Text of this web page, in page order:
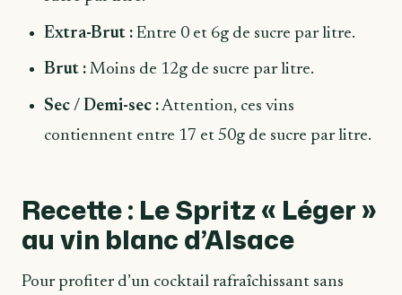
Extra-Brut :Entre 0 et 6g de sucre par litre.
Brut :Moins de 12g de sucre par litre.
Sec / Demi-sec :Attention, ces vins
contiennent entre 17 et 50g de sucre par litre.
Recette : Le Spritz « Léger »
au vin blanc d’Alsace
Pour profiter d’un cocktail rafraîchissant sans